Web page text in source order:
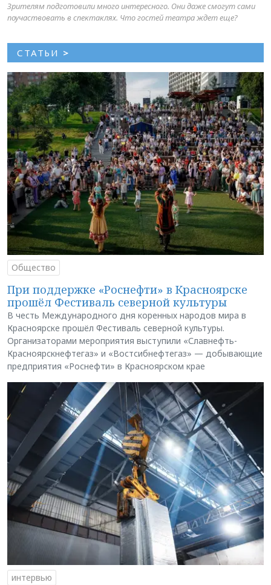
Зрителям подготовили много интересного. Они даже смогут сами
поучаствовать в спектаклях. Что гостей театра ждет еще?
СТАТЬИ >
Общество
При поддержке «Роснефти» в Красноярске
прошёл Фестиваль северной культуры
В честь Международного дня коренных народов мира в
Красноярске прошёл Фестиваль северной культуры.
Организаторами мероприятия выступили «Славнефть-
Красноярскнефтегаз» и «Востсибнефтегаз» — добывающие
предприятия «Роснефти» в Красноярском крае
интервью